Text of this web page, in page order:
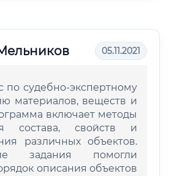
05.11.2021
по судебно-экспертному
материалов, веществ и
включает методы
состава, свойств и
различных объектов.
задания помогли
описания объектов